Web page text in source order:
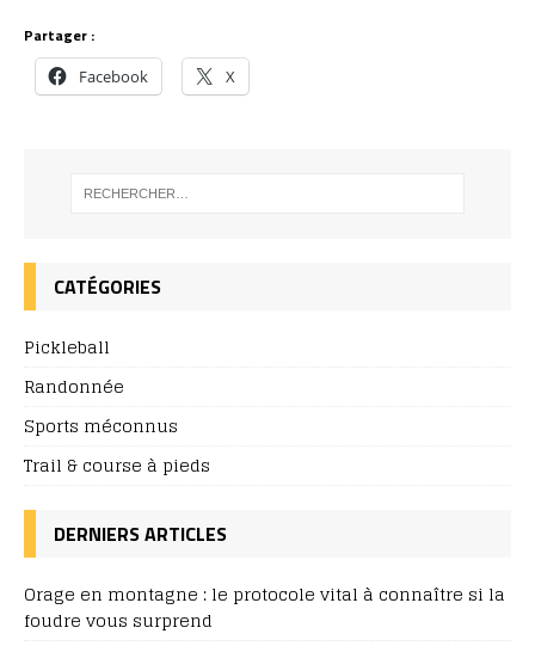
Partager :
Facebook X
CATÉGORIES
Pickleball
Randonnée
Sports méconnus
Trail & course à pieds
DERNIERS ARTICLES
Orage en montagne : le protocole vital à connaître si la
foudre vous surprend